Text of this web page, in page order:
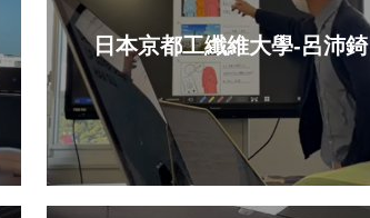
日本京都工纖維大學-呂沛錡